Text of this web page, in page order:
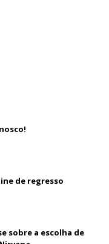
de regresso
sobre a escolha de